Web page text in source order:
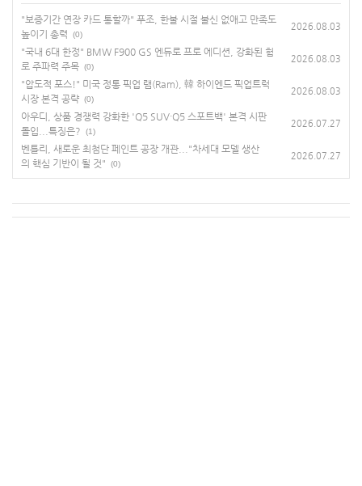
"보증기간 연장 카드 통할까" 푸조, 한불 시절 불신 없애고 만족도
높이기 총력
(0)
2026.08.03
"국내 6대 한정" BMW F900 GS 엔듀로 프로 에디션, 강화된 험
로 주파력 주목 (0)
2026.08.03
"압도적 포스!" 미국 정통 픽업 램(Ram), 韓 하이엔드 픽업트럭
시장 본격 공략 (0)
2026.08.03
아우디, 상품 경쟁력 강화한 'Q5 SUV·Q5 스포트백' 본격 시판
돌입...특징은?
(1)
2026.07.27
벤틀리, 새로운 최첨단 페인트 공장 개관..."차세대 모델 생산
의 핵심 기반이 될 것"
(0)
2026.07.27